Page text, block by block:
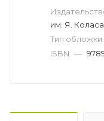
им. Я. Коласа
Тип обложки
ISBN —